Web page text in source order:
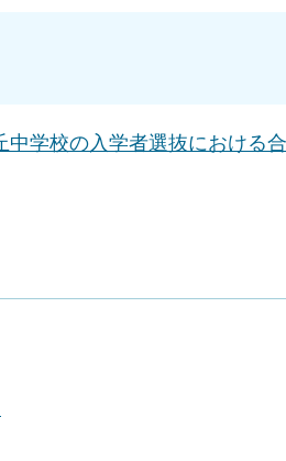
学校の入学者選抜における